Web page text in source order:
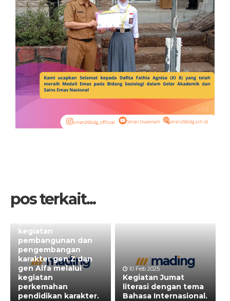
pos terkait...
kegiatan
pembangunan dan
pengembangan
karakter gen Z dan
gen Alfa melalui
kegiatan
perkemahan
pendidikan karakter.
10 Feb 2025
Kegiatan Jumat
literasi dengan tema
Bahasa Internasional.